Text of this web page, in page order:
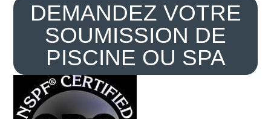
DEMANDEZ VOTRE
SOUMISSION DE
PISCINE OU SPA